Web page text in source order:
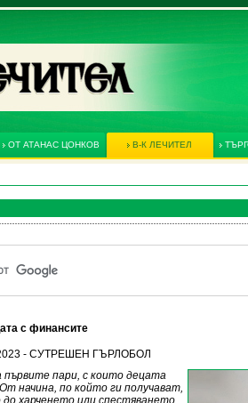
ОТ АТАНАС ЦОНКОВ В-К ЛЕЧИТЕЛ
с финансите
2023 - СУТРЕШЕН ГЪРЛОБОЛ
пари, с които децата
начина, по който ги получават,
харченето или спестяването